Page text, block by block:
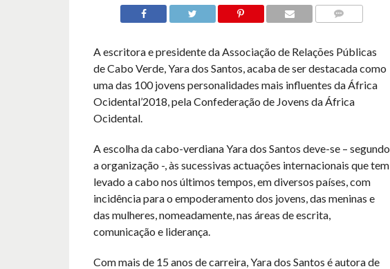
A escritora e presidente da Associação de Relações Públicas
de Cabo Verde, Yara dos Santos, acaba de ser destacada como
uma das 100 jovens personalidades mais influentes da África
Ocidental’2018, pela Confederação de Jovens da África
Ocidental.
A escolha da cabo-verdiana Yara dos Santos deve-se – segundo
a organização -, às sucessivas actuações internacionais que tem
levado a cabo nos últimos tempos, em diversos países, com
incidência para o empoderamento dos jovens, das meninas e
das mulheres, nomeadamente, nas áreas de escrita,
comunicação e liderança.
Com mais de 15 anos de carreira, Yara dos Santos é autora de